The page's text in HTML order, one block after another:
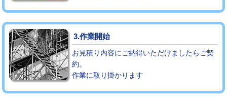
3.作業開始
お見積り内容にご納得いただけましたらご契
約。
作業に取り掛かります